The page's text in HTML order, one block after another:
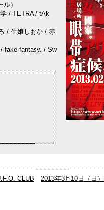
）
学 / TETRA / tAk
/ 生娘しおか / 赤
/ fake-fantasy. / Sw
CLUB
2013年3月10日（日